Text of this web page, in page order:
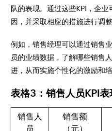
队的表现。通过这些KPI，企
因，并采取相应的措施进行调整
例如，销售经理可以通过销售
员的业绩数据，了解哪些销售
进，从而实施个性化的激励和培
表格3：销售人员KPI表
销售人
员
销售额
（元）